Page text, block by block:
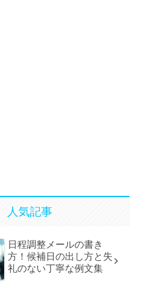
人気記事
日程調整メールの書き
方！候補日の出し方と失
礼のない丁寧な例文集